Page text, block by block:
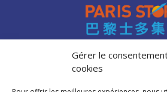
Gérer le
cookiesAccès professionnels